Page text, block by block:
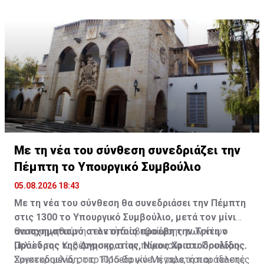
Με τη νέα του σύνθεση συνεδριάζει την
Πέμπτη το Υπουργικό Συμβούλιο
05.08.2026 18:43
Με τη νέα του σύνθεση θα συνεδριάσει την Πέμπτη
στις 1300 το Υπουργικό Συμβούλιο, μετά τον μίνι
ανασχηματισμό στον οποίο προέβη την Τρίτη ο
Πρόεδρος της Δημοκρατίας, Νίκος Χριστοδουλίδης.
Θα προηγηθούν η τελετή διαβεβαίωσης των νέων
μελών της Κυβέρνησης, στην παρουσία του Προέδρου
Χριστοδουλίδη, στο Προεδρικό Μέγαρο, και οι τελετές
Συγκεκριμένα, στις 1015 θα γίνει η τελετή παράδοσης